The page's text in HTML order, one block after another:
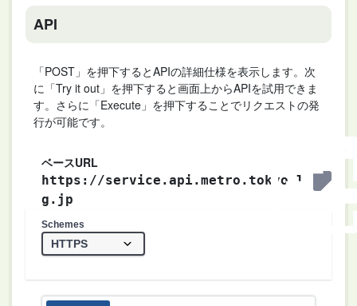
API
「POST」を押下するとAPIの詳細仕様を表示します。次
に「Try it out」を押下すると画面上からAPIを試用できま
す。さらに「Execute」を押下することでリクエストの発
行が可能です。
ベースURL
https://service.api.metro.tokyo.l
g.jp
Schemes